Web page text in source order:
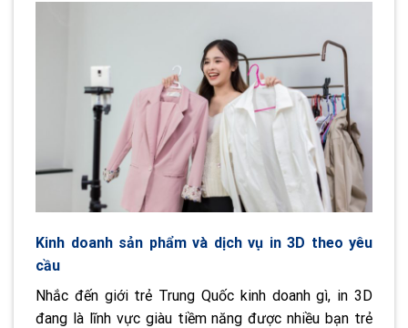
Kinh doanh sản phẩm và dịch vụ in 3D theo yêu
cầu
Nhắc đến giới trẻ Trung Quốc kinh doanh gì, in 3D
đang là lĩnh vực giàu tiềm năng được nhiều bạn trẻ